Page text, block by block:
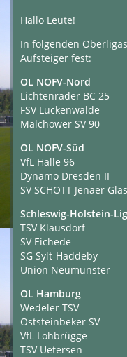
Hallo Leute!
In folgenden
Aufsteiger fest:
OL NOFV-Nord
Lichtenrader BC 25
FSV Luckenwalde
Malchower SV 90
OL NOFV-Süd
VfL Halle 96
Dynamo Dresden II
SV SCHOTT Jenaer Glas
Schleswig-Holstein-
TSV Klausdorf
SV Eichede
SG Sylt-Haddeby
Union Neumünster
OL Hamburg
Wedeler TSV
Oststeinbeker SV
VfL Lohbrügge
TSV Uetersen